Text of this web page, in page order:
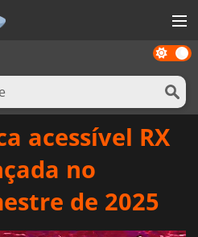
Dark
mode
acessível RX
no
de 2025